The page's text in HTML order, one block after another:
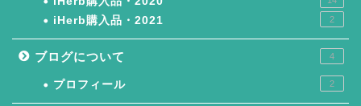
iHerb購入品・2021 2
ブログについて 4
プロフィール 2